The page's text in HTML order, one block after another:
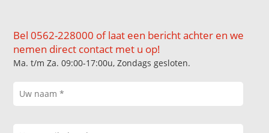
Bel 0562-228000 of laat een bericht achter en we
nemen direct contact met u op!
Ma. t/m Za. 09:00-17:00u, Zondags gesloten.